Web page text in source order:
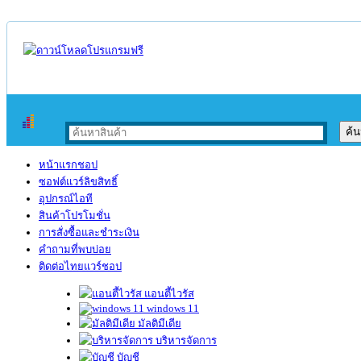
หน้าแรกชอป
ซอฟต์แวร์ลิขสิทธิ์
อุปกรณ์ไอที
สินค้าโปรโมชั่น
การสั่งซื้อและชำระเงิน
คำถามที่พบบ่อย
ติดต่อไทยแวร์ชอป
แอนตี้ไวรัส
windows 11
มัลติมีเดีย
บริหารจัดการ
บัญชี